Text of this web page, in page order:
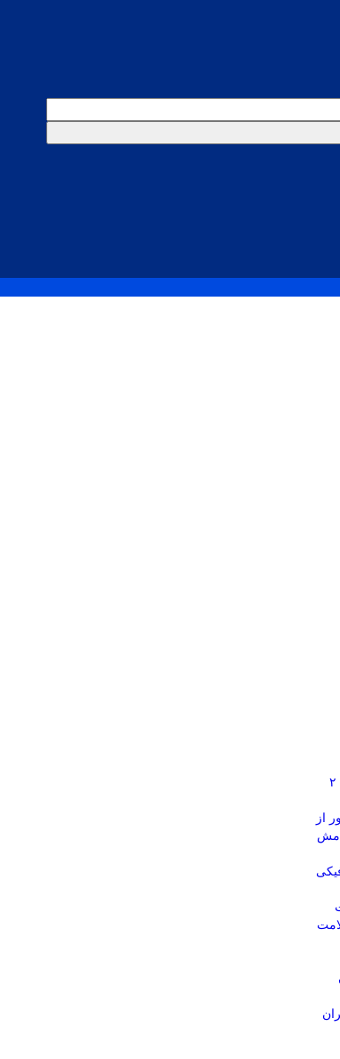
پارک های سطح حوزه شهرداری منطقه ۲
از